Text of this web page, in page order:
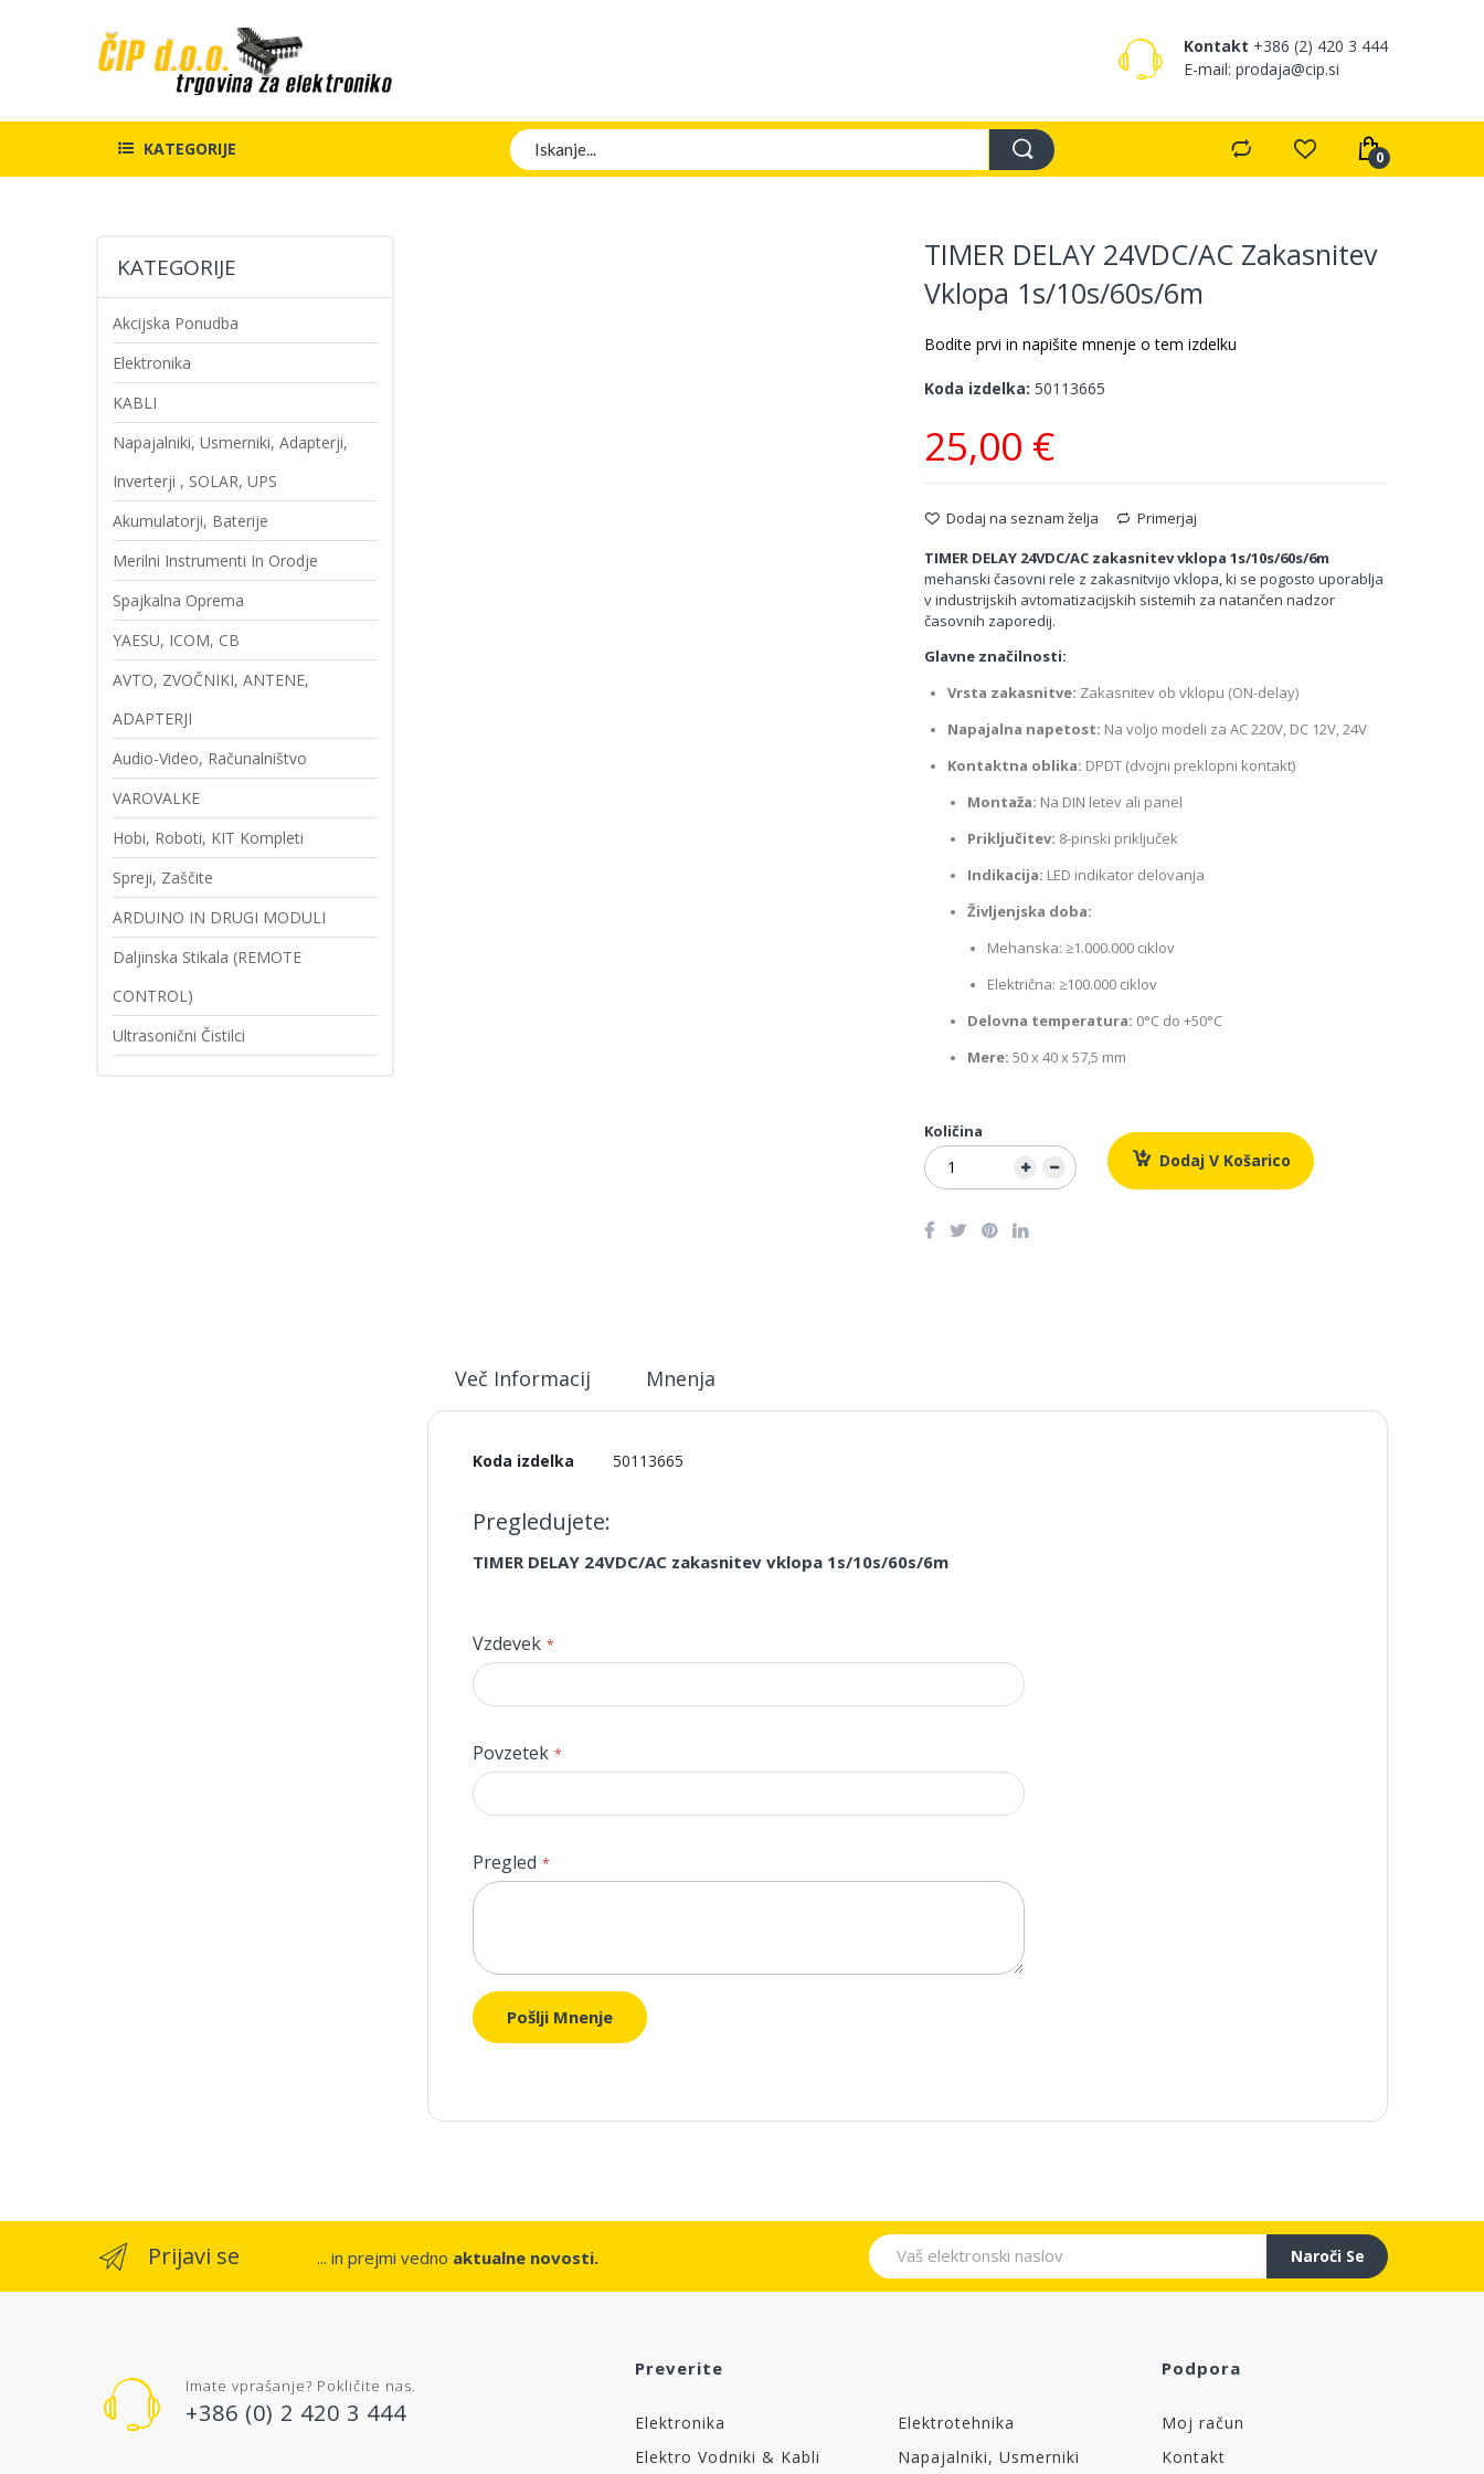
Kontakt +386 (2) 420 3 444
E-mail: prodaja@cip.si
KATEGORIJE Iskanje
TIMER DELAY 24VDC/AC Zakasnitev
Vklopa 1s/10s/60s/6m
Bodite prvi in napišite mnenje o tem izdelku
Koda izdelka 50113665
25,00 €
Dodaj na seznam želja
Primerjaj
TIMER DELAY 24VDC/AC zakasnitev vklopa 1s/10s/60s/6m
mehanski časovni rele z zakasnitvijo vklopa, ki se pogosto uporablja
v industrijskih avtomatizacijskih sistemih za natančen nadzor
časovnih zaporedij.
Glavne značilnosti:
Vrsta zakasnitve: Zakasnitev ob vklopu (ON-delay)
Napajalna napetost: Na voljo modeli za AC 220V, DC 12V, 24V
Kontaktna oblika: DPDT (dvojni preklopni kontakt)
Montaža: Na DIN letev ali panel
Priključitev: 8-pinski priključek
Indikacija: LED indikator delovanja
Življenjska doba:
Mehanska: ≥1.000.000 ciklov
Električna: ≥100.000 ciklov
Delovna temperatura: 0°C do +50°C
Mere: 50 x 40 x 57,5 mm
Količina
Dodaj V Košarico
Več Informacij Mnenja
Več
Koda izdelka 50113665
Pregledujete:
TIMER DELAY 24VDC/AC zakasnitev vklopa 1s/10s/60s/6m
Vzdevek
Povzetek
Pregled
Pošlji Mnenje
KATEGORIJE
Akcijska Ponudba
Elektronika
KABLI
Napajalniki, Usmerniki, Adapterji,
Inverterji , SOLAR, UPS
Akumulatorji, Baterije
Merilni Instrumenti In Orodje
Spajkalna Oprema
YAESU, ICOM, CB
AVTO, ZVOČNIKI, ANTENE,
ADAPTERJI
Audio-Video, Računalništvo
VAROVALKE
Hobi, Roboti, KIT Kompleti
Spreji, Zaščite
ARDUINO IN DRUGI MODULI
Daljinska Stikala (REMOTE
CONTROL)
Ultrasonični Čistilci
Prijavi se ... in prejmi vedno aktualne novosti. Naroči Se
Imate vprašanje? Pokličite nas.
+386 (0) 2 420 3 444
Preverite
Elektronika
Elektrotehnika
Elektro Vodniki & Kabli
Napajalniki, Usmerniki
Podpora
Moj račun
Kontakt